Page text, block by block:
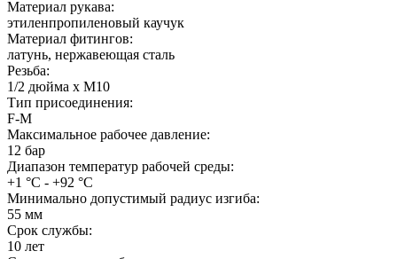
Материал рукава:
этиленпропиленовый каучук
Материал фитингов:
латунь, нержавеющая сталь
Резьба:
1/2 дюйма х М10
Тип присоединения:
F-M
Максимальное рабочее давление:
12 бар
Диапазон температур рабочей среды:
+1 °С - +92 °С
Минимально допустимый радиус изгиба:
55 мм
Срок службы:
10 лет